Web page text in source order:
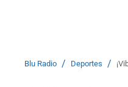
Blu Radio / Deportes /